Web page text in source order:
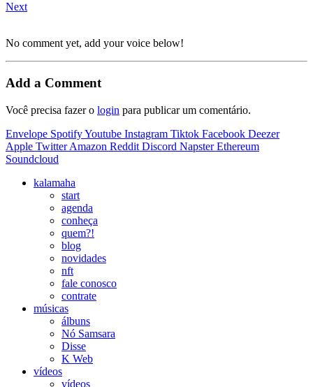
Next
No comment yet, add your voice below!
Add a Comment
Você precisa fazer o login para publicar um comentário.
Envelope SpotifyYoutube Instagram Tiktok Facebook Deezer
Apple Twitter Amazon Reddit Discord Napster Ethereum
Soundcloud
kalamaha
start
agenda
conheça
quem?!
blog
novidades
nft
fale conosco
contrate
músicas
álbuns
Nó Samsara
Disse
K Web
vídeos
vídeos